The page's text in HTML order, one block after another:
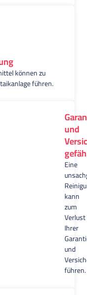
können zu
führen.
und
Eine
kann
zum
Verlust
Ihrer
und
führen.